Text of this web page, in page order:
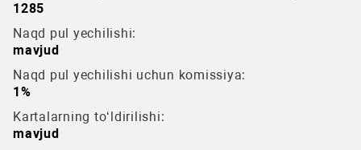
1285
Naqd pul yechilishi:
mavjud
Naqd pul yechilishi uchun komissiya:
1%
Kartalarning to‘ldirilishi:
mavjud